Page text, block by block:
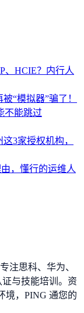
、HCIE？内行人
“模拟器”骗了！
不能跳过
3家授权机构，
，懂行的运维人
注思科、华为、
与技能培训。资
， PING 通您的